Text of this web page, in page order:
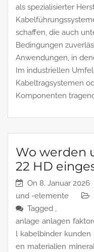
als spezialisierter
schaffen, die auch
Bedingungen
Anwendungen, in
Im industriellen
Kabeltragsystemen
Komponenten
Wo werden
22 HD
On 8. Januar 2026
und -elemente
Tagged ,
anlage anlagen
l kabelbinder kunden
en materialien